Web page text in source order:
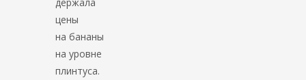
цены
на бананы
на уровне
плинтуса.